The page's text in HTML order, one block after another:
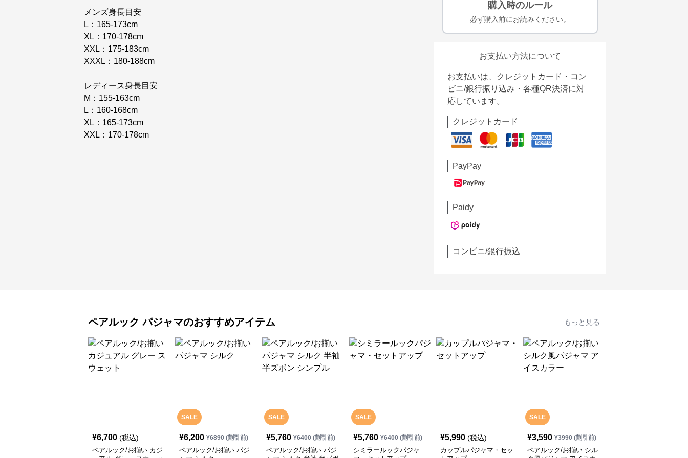
メンズ身長目安
L：165-173cm
XL：170-178cm
XXL：175-183cm
XXXL：180-188cm
レディース身長目安
M：155-163cm
L：160-168cm
XL：165-173cm
XXL：170-178cm
購入時のルール
必ず購入前にお読みください。
お支払い方法について
お支払いは、クレジットカード・コン
ビニ/銀行振り込み・各種QR決済に対
応しています。
クレジットカード
PayPay
Paidy
コンビニ/銀行振込
ペアルック パジャマのおすすめアイテム もっと見る
¥6,700 (税込)
ペアルック/お揃い カジ
SALE
¥6,200 ¥6890(割引前)
ペアルック/お揃い パジ
SALE
¥5,760 ¥6400(割引前)
ペアルック/お揃い パジ
SALE
¥5,760 ¥6400(割引前)
シミラールックパジャ
¥5,990 (税込)
カップルパジャマ・セッ
SALE
¥3,590 ¥3990(割引前)
ペアルック/お揃い シル